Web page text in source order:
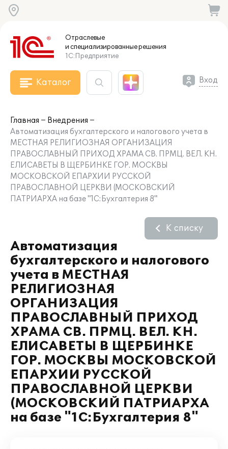
Отраслевые
и специализированныерешения
1С:Предприятие
Каталог Вход
Главная
Внедрения
Автоматизация бухгалтерского и налогового учета в
МЕСТНАЯ РЕЛИГИОЗНАЯ ОРГАНИЗАЦИЯ
ПРАВОСЛАВНЫЙ ПРИХОД ХРАМА СВ. ПРМЦ. ВЕЛ. КН.
ЕЛИСАВЕТЫ В ЩЕРБИНКЕ ГОР. МОСКВЫ
МОСКОВСКОЙ ЕПАРХИИ РУССКОЙ
ПРАВОСЛАВНОЙ ЦЕРКВИ (МОСКОВСКИЙ
ПАТРИАРХА на базе "1С:Бухгалтерия 8"
Автоматизация
бухгалтерского и налогового
учета в МЕСТНАЯ
РЕЛИГИОЗНАЯ
ОРГАНИЗАЦИЯ
ПРАВОСЛАВНЫЙ ПРИХОД
ХРАМА СВ. ПРМЦ. ВЕЛ. КН.
ЕЛИСАВЕТЫ В ЩЕРБИНКЕ
ГОР. МОСКВЫ МОСКОВСКОЙ
ЕПАРХИИ РУССКОЙ
ПРАВОСЛАВНОЙ ЦЕРКВИ
(МОСКОВСКИЙ ПАТРИАРХА
на базе "1С:Бухгалтерия 8"
К списку